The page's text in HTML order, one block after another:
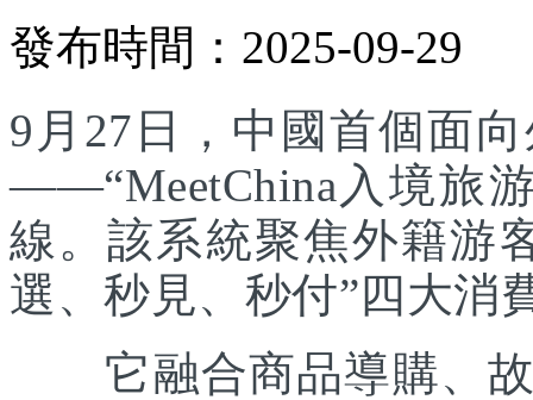
發布時間：2025-09-29
9月27日，中國首個面
——“MeetChina入境旅
線。該系統聚焦外籍游
選、秒見、秒付”四大消
它融合商品導購、故